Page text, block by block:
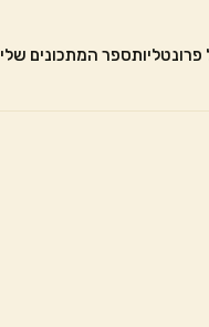
ספר המתכונים שלי